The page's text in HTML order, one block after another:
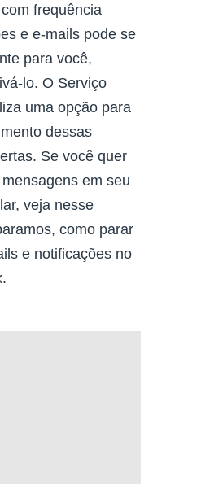
frequência
e e-mails pode se
para você,
lo. O Serviço
uma opção para
dessas
Se você quer
em seu
veja nesse
como parar
e notificações no